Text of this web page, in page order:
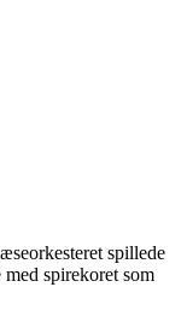
spillede
spirekoret som